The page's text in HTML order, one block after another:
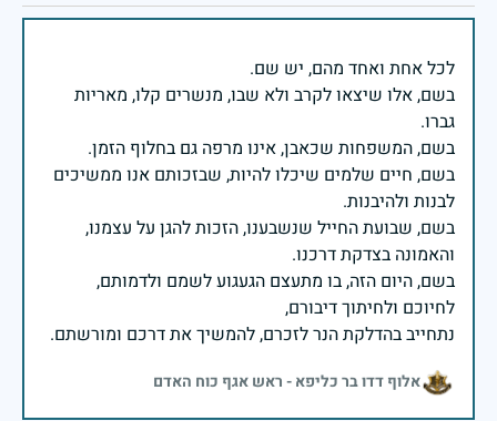
בשם, אלו שיצאו לקרב ולא שבו, מנשרים קלו, מאריות
בשם, חיים שלמים שיכלו להיות, שבזכותם אנו ממשיכים
בשם, שבועת החייל שנשבענו, הזכות להגן על עצמנו,
בשם, היום הזה, בו מתעצם הגעגוע לשמם ולדמותם,
נתחייב בהדלקת הנר לזכרם, להמשיך את דרכם ומורשתם.
אלוף דדו בר כליפא - ראש אגף כוח האדם